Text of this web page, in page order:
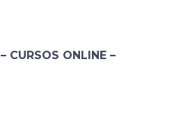
– CURSOS ONLINE –